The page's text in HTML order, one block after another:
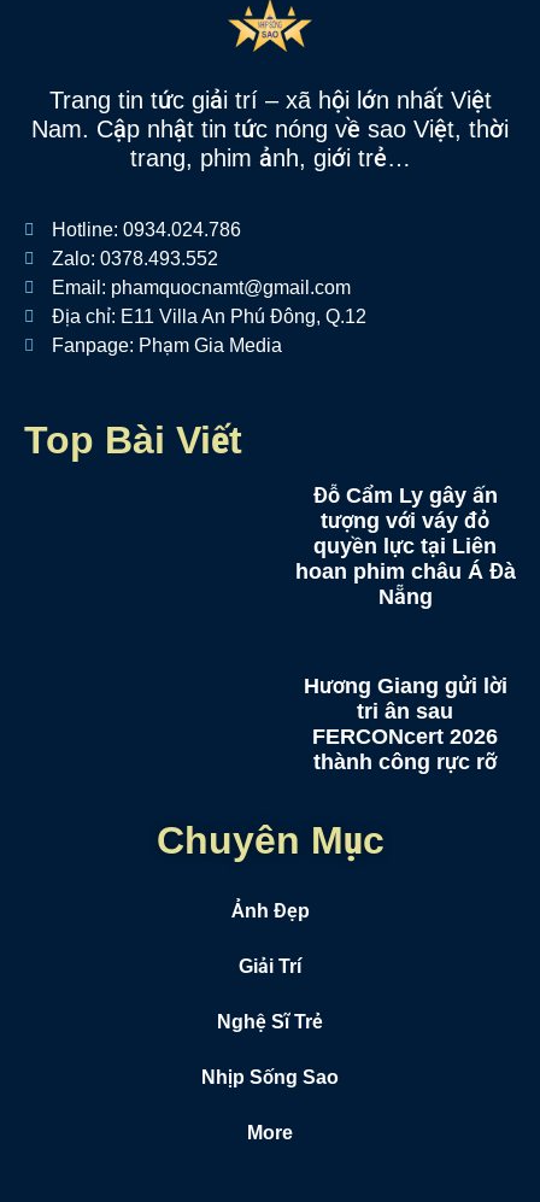
Trang tin tức giải trí – xã hội lớn nhất Việt
Nam. Cập nhật tin tức nóng về sao Việt, thời
trang, phim ảnh, giới trẻ…
Hotline: 0934.024.786
Zalo: 0378.493.552
Email: phamquocnamt@gmail.com
Địa chỉ: E11 Villa An Phú Đông, Q.12
Fanpage: Phạm Gia Media
Top Bài Viết
Đỗ Cẩm Ly gây ấn
tượng với váy đỏ
quyền lực tại Liên
hoan phim châu Á Đà
Nẵng
Hương Giang gửi lời
tri ân sau
FERCONcert 2026
thành công rực rỡ
Chuyên Mục
Ảnh Đẹp
Giải Trí
Nghệ Sĩ Trẻ
Nhịp Sống Sao
More